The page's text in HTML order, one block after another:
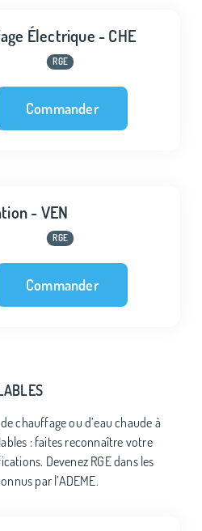
Électrique - CHE
RGE
Commander
- VEN
RGE
Commander
chauffage ou d’eau chaude à
: faites reconnaître votre
Devenez RGE dans les
par l’ADEME.